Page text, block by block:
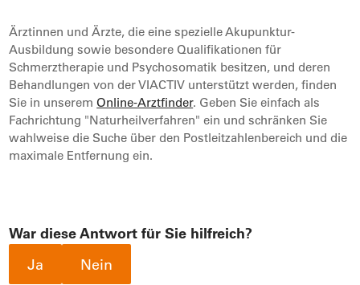
Ärztinnen und Ärzte, die eine spezielle Akupunktur-
Ausbildung sowie besondere Qualifikationen für
Schmerztherapie und Psychosomatik besitzen, und deren
Behandlungen von der VIACTIV unterstützt werden, finden
Sie in unserem Online-Arztfinder. Geben Sie einfach als
Fachrichtung "Naturheilverfahren" ein und schränken Sie
wahlweise die Suche über den Postleitzahlenbereich und die
maximale Entfernung ein.
War diese Antwort für Sie hilfreich?
Ja
Nein